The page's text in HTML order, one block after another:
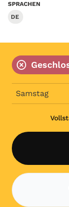
SPRACHEN
DE
Samstag